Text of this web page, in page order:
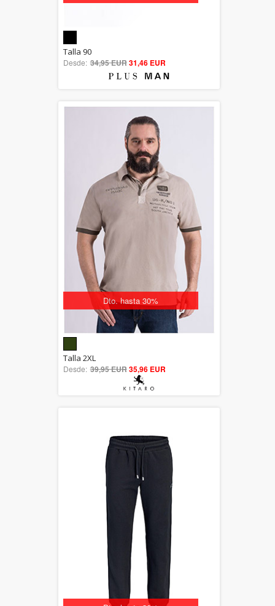
out of 5
Talla 90
Desde: 34,95 EUR31,46 EUR
Dto. hasta 30%
out of 5
Talla 2XL
Desde: 39,95 EUR35,96 EUR